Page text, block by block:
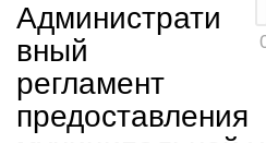
Администрати
вный
регламент
предоставления